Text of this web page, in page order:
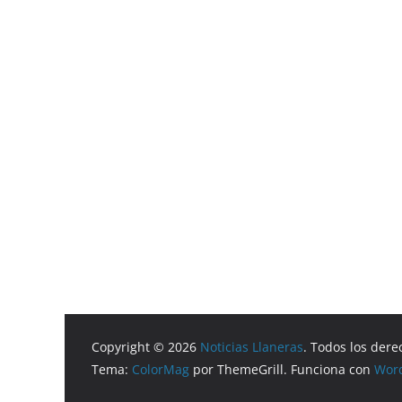
Copyright © 2026 Noticias Llaneras. Todos los
Tema: ColorMag por ThemeGrill. Funciona con